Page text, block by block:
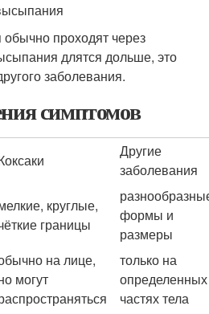
проходят через
длятся дольше, это
заболевания.
симптомов
Другие
заболевания
круглые,
границы
формы и
размеры
на лице,
могут
только на
определенных
частях тела